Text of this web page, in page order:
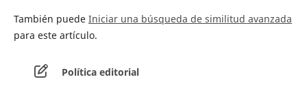
También puede Iniciar una búsqueda de similitud avanzada
para este artículo.
Política editorial